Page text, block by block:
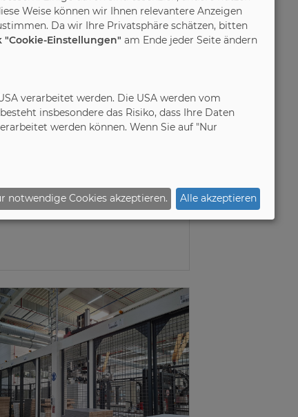
Weise können wir Ihnen relevantere Anzeigen
Da wir Ihre Privatsphäre schätzen, bitten
"Cookie-Einstellungen" am Ende jeder Seite ändern
verarbeitet werden. Die USA werden vom
insbesondere das Risiko, dass Ihre Daten
werden können. Wenn Sie auf "Nur
notwendige Cookies akzeptieren. Alle akzeptieren